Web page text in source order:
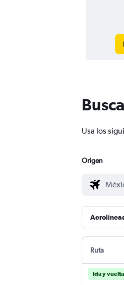
Usa los
Origen
Ruta
Ida y